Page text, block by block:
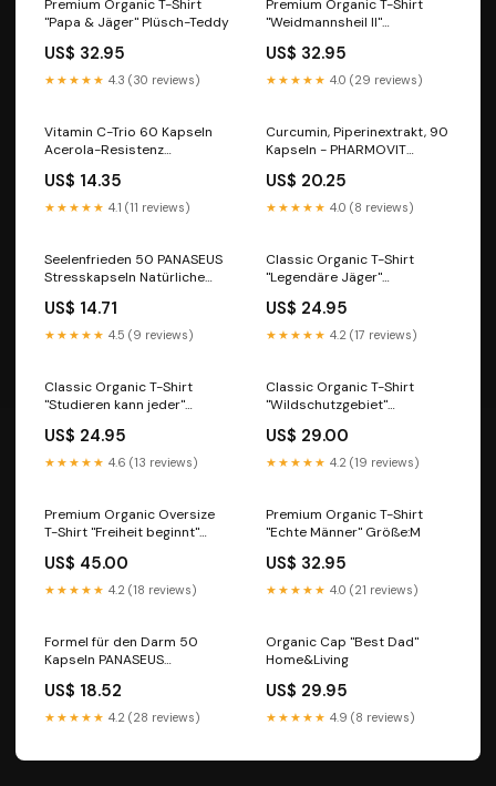
Premium Organic T-Shirt
"Papa & Jäger" Plüsch-Teddy
US$ 32.95
★★★★★ 4.3 (30 reviews)
Premium Organic T-Shirt
"Weidmannsheil II"
US$ 32.95
★★★★★ 4.0 (29 reviews)
Vitamin C-Trio 60 Kapseln
Acerola-Resistenz
Reagenzien von Stanlab
US$ 14.35
★★★★★ 4.1 (11 reviews)
Curcumin, Piperinextrakt, 90
Kapseln - PHARMOVIT
US$ 20.25
★★★★★ 4.0 (8 reviews)
Seelenfrieden 50 PANASEUS
Stresskapseln Natürliche
US$ 14.71
★★★★★ 4.5 (9 reviews)
Classic Organic T-Shirt
"Legendäre Jäger"
US$ 24.95
★★★★★ 4.2 (17 reviews)
Classic Organic T-Shirt
"Studieren kann jeder"
US$ 24.95
★★★★★ 4.6 (13 reviews)
Classic Organic T-Shirt
"Wildschutzgebiet"
US$ 29.00
★★★★★ 4.2 (19 reviews)
Premium Organic Oversize
T-Shirt "Freiheit beginnt"
US$ 45.00
★★★★★ 4.2 (18 reviews)
Premium Organic T-Shirt
"Echte Männer" Größe:M
US$ 32.95
★★★★★ 4.0 (21 reviews)
Formel für den Darm 50
Kapseln PANASEUS
US$ 18.52
★★★★★ 4.2 (28 reviews)
Organic Cap "Best Dad"
Home&Living
US$ 29.95
★★★★★ 4.9 (8 reviews)